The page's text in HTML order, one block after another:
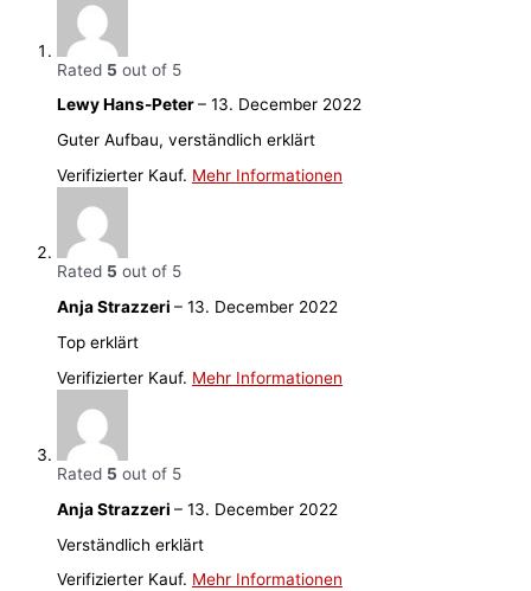
Rated 5 out of 5
Lewy Hans-Peter– 13. December 2022
Guter Aufbau, verständlich erklärt
Verifizierter Kauf. Mehr Informationen
Rated 5 out of 5
Anja Strazzeri – 13. December 2022
Top erklärt
Verifizierter Kauf. Mehr Informationen
Rated 5 out of 5
Anja Strazzeri – 13. December 2022
Verständlich erklärt
Verifizierter Kauf. Mehr Informationen